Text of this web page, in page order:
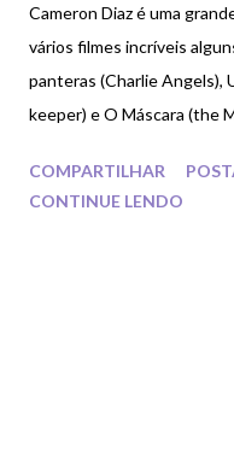
Cameron Diaz é uma
vários filmes incríveis
panteras (Charlie Angels),
keeper) e O Máscara (the
desses filmes tem uma
COMPARTILHAR
CONTINUE LENDO